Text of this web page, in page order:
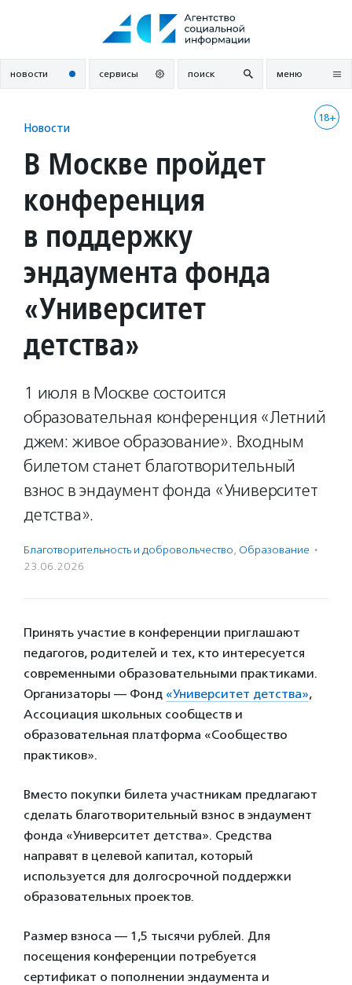
новости сервисы поиск меню
18+
Новости
В Москве пройдет
конференция
в поддержку
эндаумента фонда
«Университет
детства»
1 июля в Москве состоится
образовательная конференция «Летний
джем: живое образование». Входным
билетом станет благотворительный
взнос в эндаумент фонда «Университет
детства».
Благотвори­тель­ность и доброволь­чест­во, Образование ·
23.06.2026
Принять участие в конференции приглашают
педагогов, родителей и тех, кто интересуется
современными образовательными практиками.
Организаторы — Фонд «Университет детства»,
Ассоциация школьных сообществ и
образовательная платформа «Сообщество
практиков».
Вместо покупки билета участникам предлагают
сделать благотворительный взнос в эндаумент
фонда «Университет детства». Средства
направят в целевой капитал, который
используется для долгосрочной поддержки
образовательных проектов.
Размер взноса — 1,5 тысячи рублей. Для
посещения конференции потребуется
сертификат о пополнении эндаумента и